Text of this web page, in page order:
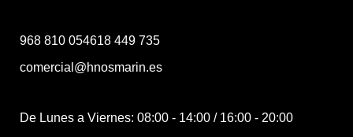
968 810 054618 449 735
comercial@hnosmarin.es
De Lunes a Viernes: 08:00 - 14:00 / 16:00 - 20:00